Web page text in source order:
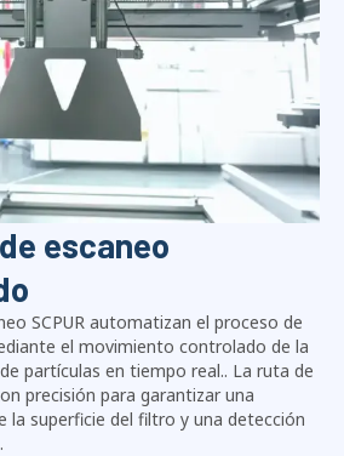
escaneo
SCPUR automatizan el proceso de
el movimiento controlado de la
partículas en tiempo real.. La ruta de
precisión para garantizar una
la superficie del filtro y una detección